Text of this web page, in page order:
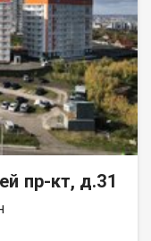
пр-кт, д.31